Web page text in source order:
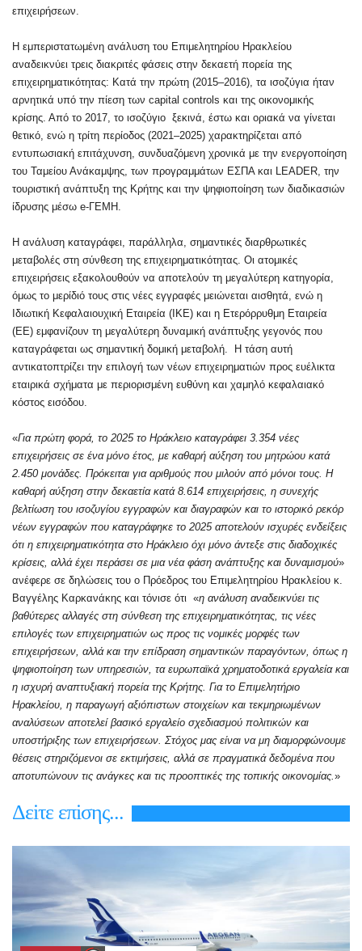
επιχειρήσεων.
Η εμπεριστατωμένη ανάλυση του Επιμελητηρίου Ηρακλείου
αναδεικνύει τρεις διακριτές φάσεις στην δεκαετή πορεία της
επιχειρηματικότητας: Κατά την πρώτη (2015–2016), τα ισοζύγια ήταν
αρνητικά υπό την πίεση των capital controls και της οικονομικής
κρίσης. Από το 2017, το ισοζύγιο ξεκινά, έστω και οριακά να γίνεται
θετικό, ενώ η τρίτη περίοδος (2021–2025) χαρακτηρίζεται από
εντυπωσιακή επιτάχυνση, συνδυαζόμενη χρονικά με την ενεργοποίηση
του Ταμείου Ανάκαμψης, των προγραμμάτων ΕΣΠΑ και LEADER, την
τουριστική ανάπτυξη της Κρήτης και την ψηφιοποίηση των διαδικασιών
ίδρυσης μέσω e-ΓΕΜΗ.
Η ανάλυση καταγράφει, παράλληλα, σημαντικές διαρθρωτικές
μεταβολές στη σύνθεση της επιχειρηματικότητας. Οι ατομικές
επιχειρήσεις εξακολουθούν να αποτελούν τη μεγαλύτερη κατηγορία,
όμως το μερίδιό τους στις νέες εγγραφές μειώνεται αισθητά, ενώ η
Ιδιωτική Κεφαλαιουχική Εταιρεία (ΙΚΕ) και η Ετερόρρυθμη Εταιρεία
(ΕΕ) εμφανίζουν τη μεγαλύτερη δυναμική ανάπτυξης γεγονός που
καταγράφεται ως σημαντική δομική μεταβολή. Η τάση αυτή
αντικατοπτρίζει την επιλογή των νέων επιχειρηματιών προς ευέλικτα
εταιρικά σχήματα με περιορισμένη ευθύνη και χαμηλό κεφαλαιακό
κόστος εισόδου.
«Για πρώτη φορά, το 2025 το Ηράκλειο καταγράφει 3.354 νέες
επιχειρήσεις σε ένα μόνο έτος, με καθαρή αύξηση του μητρώου κατά
2.450 μονάδες. Πρόκειται για αριθμούς που μιλούν από μόνοι τους. Η
καθαρή αύξηση στην δεκαετία κατά 8.614 επιχειρήσεις, η συνεχής
βελτίωση του ισοζυγίου εγγραφών και διαγραφών και το ιστορικό ρεκόρ
νέων εγγραφών που καταγράφηκε το 2025 αποτελούν ισχυρές ενδείξεις
ότι η επιχειρηματικότητα στο Ηράκλειο όχι μόνο άντεξε στις διαδοχικές
κρίσεις, αλλά έχει περάσει σε μια νέα φάση ανάπτυξης και δυναμισμού»
ανέφερε σε δηλώσεις του ο Πρόεδρος του Επιμελητηρίου Ηρακλείου κ.
Βαγγέλης Καρκανάκης και τόνισε ότι «η ανάλυση αναδεικνύει τις
βαθύτερες αλλαγές στη σύνθεση της επιχειρηματικότητας, τις νέες
επιλογές των επιχειρηματιών ως προς τις νομικές μορφές των
επιχειρήσεων, αλλά και την επίδραση σημαντικών παραγόντων, όπως η
ψηφιοποίηση των υπηρεσιών, τα ευρωπαϊκά χρηματοδοτικά εργαλεία και
η ισχυρή αναπτυξιακή πορεία της Κρήτης. Για το Επιμελητήριο
Ηρακλείου, η παραγωγή αξιόπιστων στοιχείων και τεκμηριωμένων
αναλύσεων αποτελεί βασικό εργαλείο σχεδιασμού πολιτικών και
υποστήριξης των επιχειρήσεων. Στόχος μας είναι να μη διαμορφώνουμε
θέσεις στηριζόμενοι σε εκτιμήσεις, αλλά σε πραγματικά δεδομένα που
αποτυπώνουν τις ανάγκες και τις προοπτικές της τοπικής οικονομίας. »
Δεiτε επiσης...